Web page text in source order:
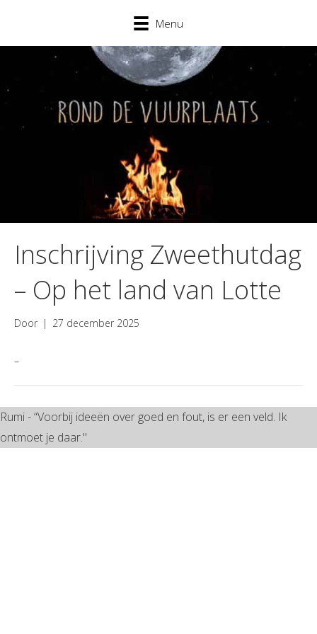
Menu
Inschrijving Zweethutdag
– Op het land van Lotte
Door | 27 december 2025
–
Rumi - “Voorbij ideeën over goed en fout, is er een veld. Ik
ontmoet je daar."